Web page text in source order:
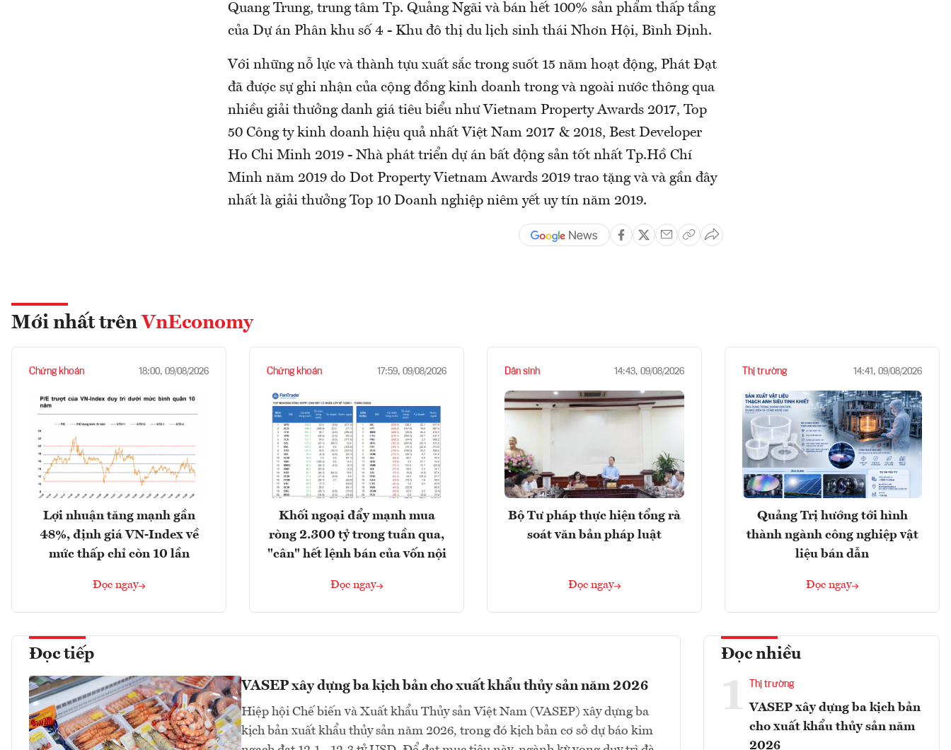
Quang Trung, trung tâm Tp. Quảng Ngãi và bán hết 100% sản phẩm thấp tầng
của Dự án Phân khu số 4 - Khu đô thị du lịch sinh thái Nhơn Hội, Bình Định.
Với những nỗ lực và thành tựu xuất sắc trong suốt 15 năm hoạt động, Phát Đạt
đã được sự ghi nhận của cộng đồng kinh doanh trong và ngoài nước thông qua
nhiều giải thưởng danh giá tiêu biểu như Vietnam Property Awards 2017, Top
50 Công ty kinh doanh hiệu quả nhất Việt Nam 2017 & 2018, Best Developer
Ho Chi Minh 2019 - Nhà phát triển dự án bất động sản tốt nhất Tp.Hồ Chí
Minh năm 2019 do Dot Property Vietnam Awards 2019 trao tặng và và gần đây
nhất là giải thưởng Top 10 Doanh nghiệp niêm yết uy tín năm 2019.
Mới nhất trên VnEconomy
Chứng khoán 18:00, 09/08/2026
Lợi nhuận tăng mạnh gần
48%, định giá VN-Index về
mức thấp chỉ còn 10 lần
Đọc ngay
Chứng khoán 17:59, 09/08/2026
Khối ngoại đẩy mạnh mua
ròng 2.300 tỷ trong tuần qua,
"cân" hết lệnh bán của vốn nội
Đọc ngay
Dân sinh 14:43, 09/08/2026
Bộ Tư pháp thực hiện tổng rà
soát văn bản pháp luật
Đọc ngay
Thị trường 14:41, 09/08/2026
Quảng Trị hướng tới hình
thành ngành công nghiệp vật
liệu bán dẫn
Đọc ngay
Đọc tiếp
VASEP xây dựng ba kịch bản cho xuất khẩu thủy sản năm 2026
Hiệp hội Chế biến và Xuất khẩu Thủy sản Việt Nam (VASEP) xây dựng ba
kịch bản xuất khẩu thủy sản năm 2026, trong đó kịch bản cơ sở dự báo kim
Đọc nhiều
1 Thị trường
VASEP xây dựng ba kịch bản
cho xuất khẩu thủy sản năm
2026